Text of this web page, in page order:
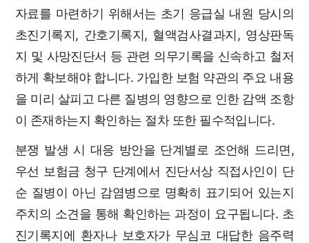
자료를 마련하기 위해서는 초기 응급실 내원 당시의
초진기록지, 간호기록지, 혈액검사결과지, 영상판독
지 및 사망진단서 등 관련 의무기록을 신속하고 철저
하게 확보해야 합니다. 가입한 보험 약관의 주요 내용
을 미리 살피고 다른 질병의 영향으로 인한 감액 조항
이 존재하는지 확인하는 절차 또한 필수적입니다.
분쟁 발생 시 대응 방안을 단계별로 조언해 드리면,
우선 보험금 청구 단계에서 진단서상 직접사인이 단
순 질병이 아닌 감염병으로 명확히 표기되어 있는지
주치의 소견을 통해 확인하는 과정이 요구됩니다. 초
진기록지에 환자나 보호자가 무심코 대답한 음주력